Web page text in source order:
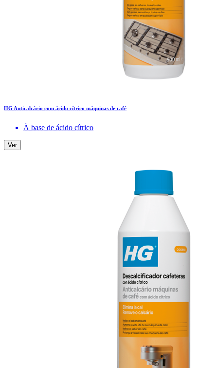
HG Anticalcário com ácido cítrico máquinas de café
À base de ácido cítrico
Ver